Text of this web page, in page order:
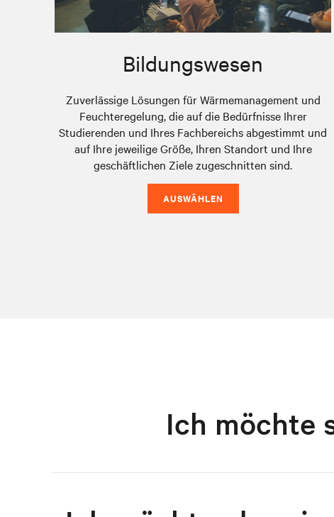
Bildungswesen
Zuverlässige Lösungen für Wärmemanagement und
Feuchteregelung, die auf die Bedürfnisse Ihrer
Studierenden und Ihres Fachbereichs abgestimmt und
auf Ihre jeweilige Größe, Ihren Standort und Ihre
geschäftlichen Ziele zugeschnitten sind.
AUSWÄHLEN
Ich möchte